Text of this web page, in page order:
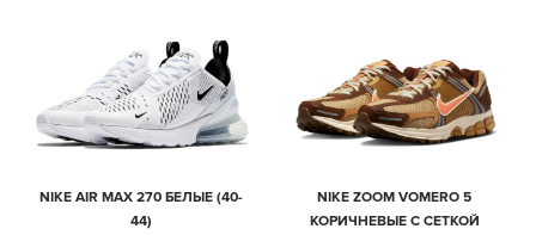
NIKE AIR MAX 270 БЕЛЫЕ (40-
44)
NIKE ZOOM VOMERO 5
КОРИЧНЕВЫЕ С СЕТКОЙ